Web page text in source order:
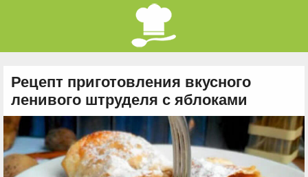
Рецепт приготовления вкусного
ленивого штруделя с яблоками